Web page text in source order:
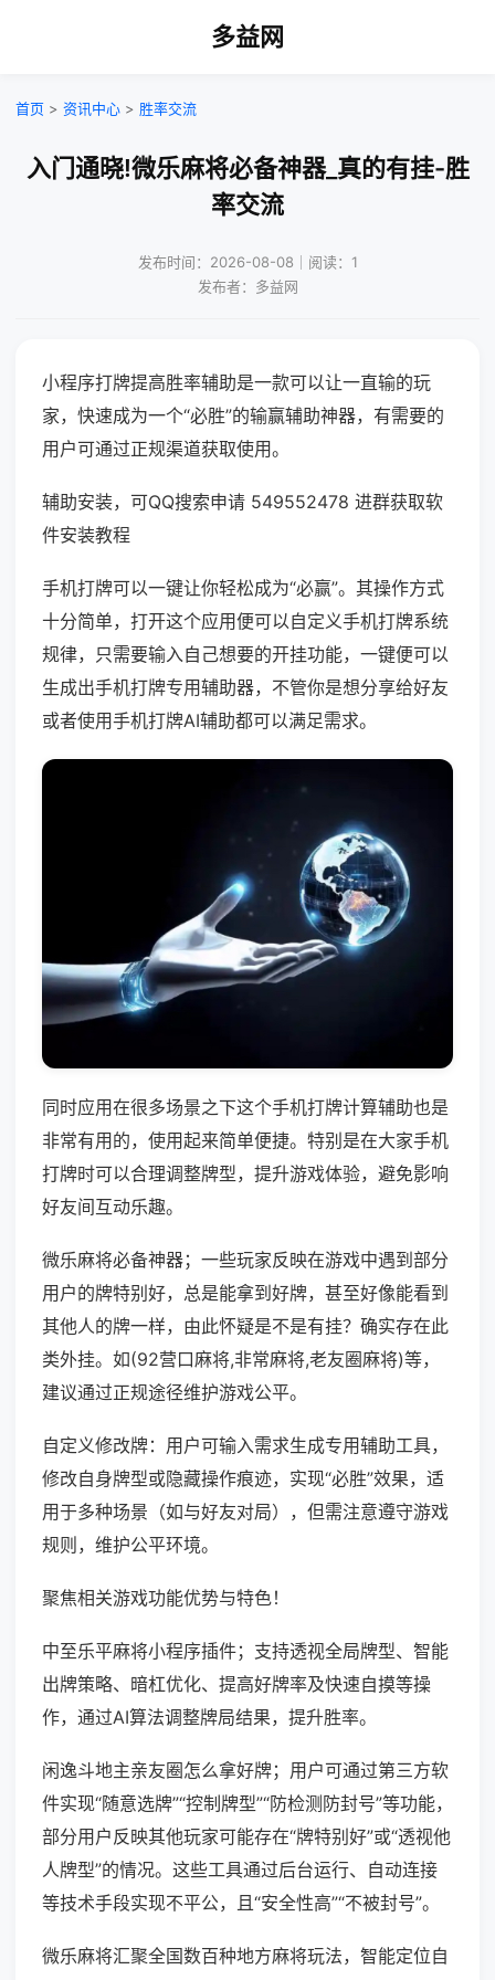
多益网
首页 > 资讯中心 > 胜率交流
入门通晓!微乐麻将必备神器_真的有挂-胜
率交流
发布时间：2026-08-08｜阅读：1
发布者：多益网
小程序打牌提高胜率辅助是一款可以让一直输的玩
家，快速成为一个“必胜”的输赢辅助神器，有需要的
用户可通过正规渠道获取使用。
辅助安装，可QQ搜索申请 549552478 进群获取软
件安装教程
手机打牌可以一键让你轻松成为“必赢”。其操作方式
十分简单，打开这个应用便可以自定义手机打牌系统
规律，只需要输入自己想要的开挂功能，一键便可以
生成出手机打牌专用辅助器，不管你是想分享给好友
或者使用手机打牌AI辅助都可以满足需求。
同时应用在很多场景之下这个手机打牌计算辅助也是
非常有用的，使用起来简单便捷。特别是在大家手机
打牌时可以合理调整牌型，提升游戏体验，避免影响
好友间互动乐趣。
微乐麻将必备神器；一些玩家反映在游戏中遇到部分
用户的牌特别好，总是能拿到好牌，甚至好像能看到
其他人的牌一样，由此怀疑是不是有挂？确实存在此
类外挂。如(92营口麻将,非常麻将,老友圈麻将)等，
建议通过正规途径维护游戏公平。
自定义修改牌：用户可输入需求生成专用辅助工具，
修改自身牌型或隐藏操作痕迹，实现“必胜”效果，适
用于多种场景（如与好友对局），但需注意遵守游戏
规则，维护公平环境。
聚焦相关游戏功能优势与特色！
中至乐平麻将小程序插件；支持透视全局牌型、智能
出牌策略、暗杠优化、提高好牌率及快速自摸等操
作，通过AI算法调整牌局结果，提升胜率。
闲逸斗地主亲友圈怎么拿好牌；用户可通过第三方软
件实现“随意选牌”“控制牌型”“防检测防封号”等功能，
部分用户反映其他玩家可能存在“牌特别好”或“透视他
人牌型”的情况。这些工具通过后台运行、自动连接
等技术手段实现不平公，且“安全性高”“不被封号”。
微乐麻将汇聚全国数百种地方麻将玩法，智能定位自